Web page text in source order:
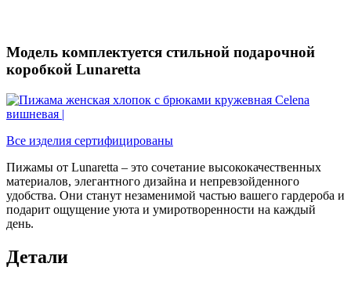
Модель комплектуется стильной подарочной
коробкой Lunaretta
Все изделия сертифицированы
Пижамы от Lunaretta – это сочетание высококачественных
материалов, элегантного дизайна и непревзойденного
удобства. Они станут незаменимой частью вашего гардероба и
подарит ощущение уюта и умиротворенности на каждый
день.
Детали